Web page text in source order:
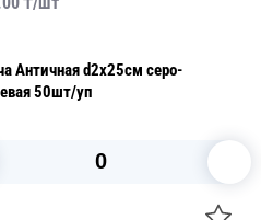
d2х25см серо-
50шт/уп